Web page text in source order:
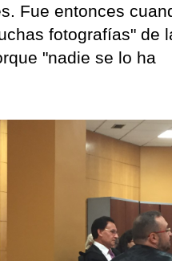
Fue entonces
fotografías" de
"nadie se lo ha